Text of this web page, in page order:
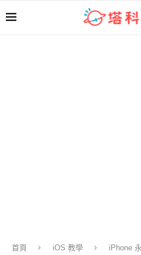
首頁 iOS 教學
iPhone